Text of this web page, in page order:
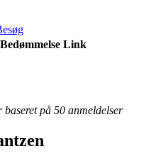
Bedømmelse Link
på 50 anmeldelser